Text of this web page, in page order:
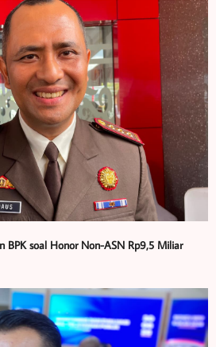
BPK soal Honor Non-ASN Rp9,5 Miliar